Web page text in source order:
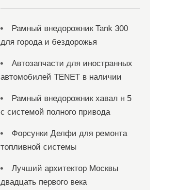
Рамный внедорожник Tank 300
для города и бездорожья
Автозапчасти для иностранных
автомобилей TENET в наличии
Рамный внедорожник хавал н 5
с системой полного привода
Форсунки Делфи для ремонта
топливной системы
Лучший архитектор Москвы
двадцать первого века